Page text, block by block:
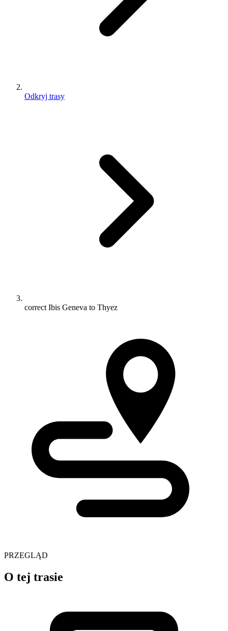
Odkryj trasy
correct Ibis Geneva to Thyez
PRZEGLĄD
O tej trasie